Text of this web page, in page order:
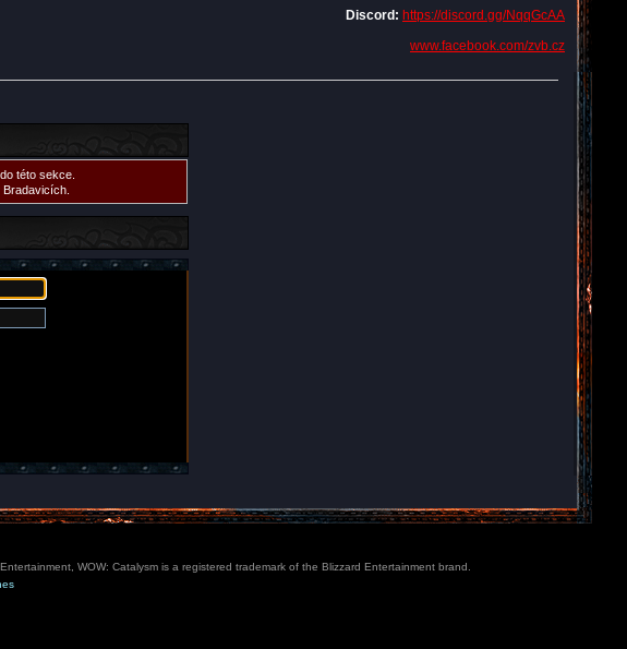
Discord: https://discord.gg/NqqGcAA
www.facebook.com/zvb.cz
této sekce.
WOW: Catalysm is a registered trademark of the Blizzard Entertainment brand.